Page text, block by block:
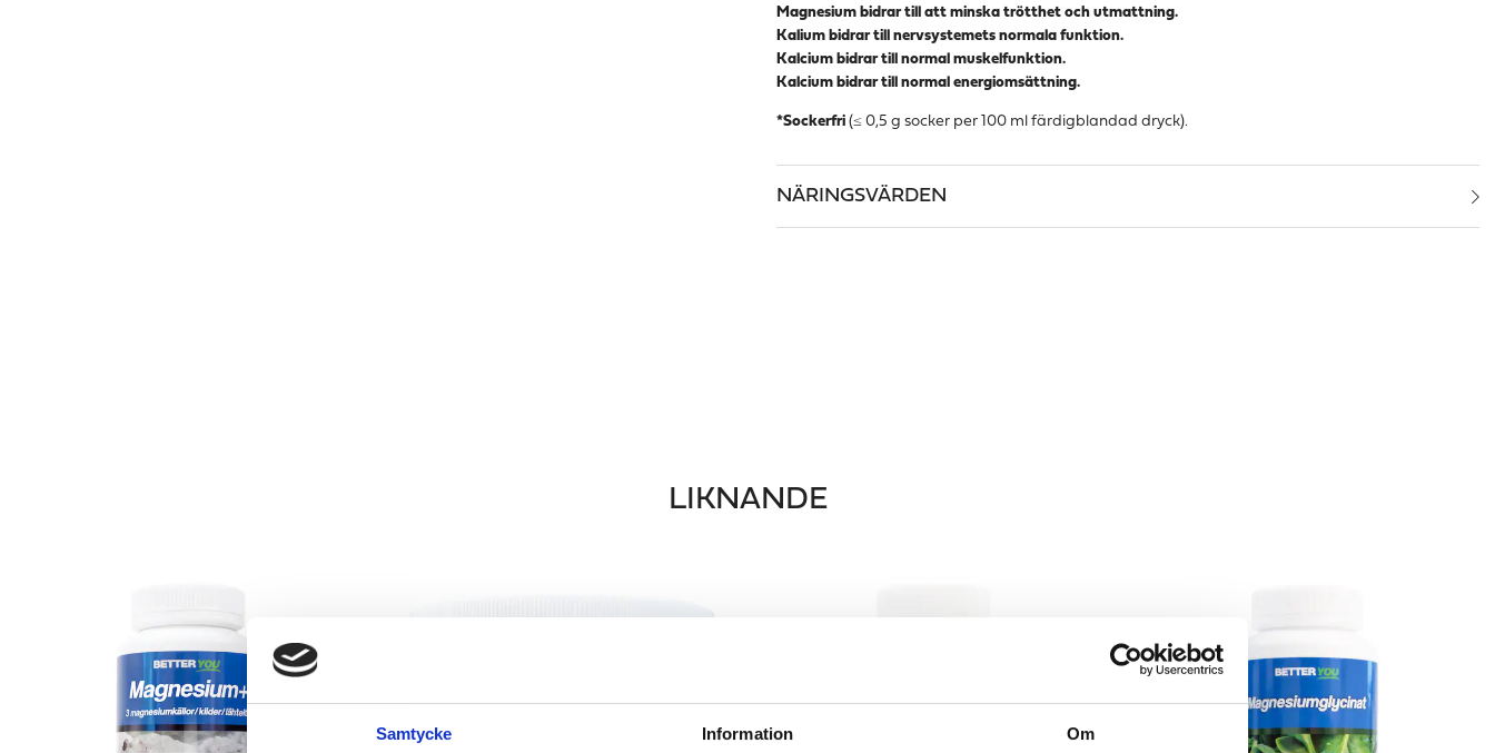
Samtycke Information Om
Magnesium bidrar till att minska trötthet och utmattning.
Kalium bidrar till nervsystemets normala funktion.
Kalcium bidrar till normal muskelfunktion.
Kalcium bidrar till normal energiomsättning.
*Sockerfri(≤ 0,5 g socker per 100 ml färdigblandad dryck).
NÄRINGSVÄRDEN
LIKNANDE